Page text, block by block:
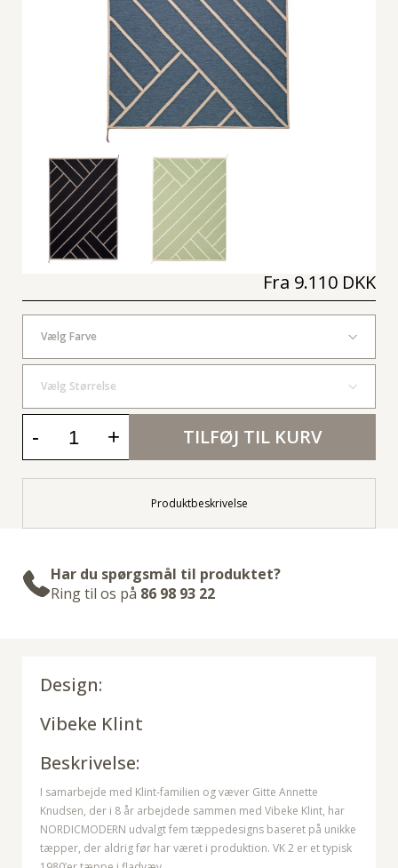
Fra 9.110 DKK
Vælg Farve
Vælg Størrelse
- + TILFØJ TIL KURV
Produktbeskrivelse
Har du spørgsmål til produktet?
Ring til os på 86 98 93 22
Design:
Vibeke Klint
Beskrivelse:
I samarbejde med Klint-familien og væver Gitte Annette
Knudsen, der i 8 år arbejdede sammen med Vibeke Klint, har
NORDICMODERN udvalgt fem tæppedesigns baseret på unikke
tæpper, der aldrig før har været i produktion. VK 2 er et typisk